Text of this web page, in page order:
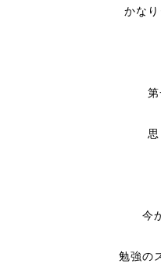
かなり
今
勉強の